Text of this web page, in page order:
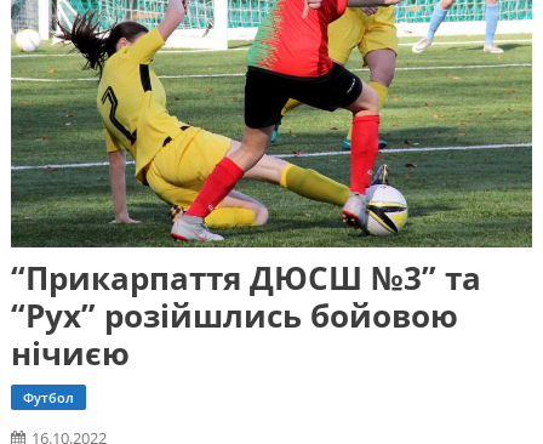
“Прикарпаття ДЮСШ №3” та
“Рух” розійшлись бойовою
нічиєю
Футбол
16.10.2022